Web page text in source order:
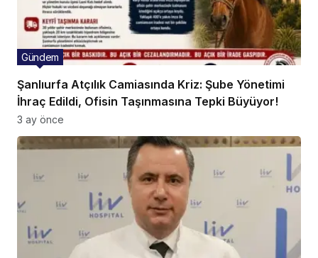
Şanlıurfa Atçılık Camiasında Kriz: Şube Yönetimi
İhraç Edildi, Ofisin Taşınmasına Tepki Büyüyor!
Gündem
3 ay önce